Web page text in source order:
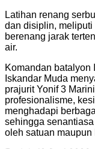
Latihan renang
dan disiplin, meliputi
berenang jarak
air.
Komandan batalyon
Iskandar Muda
prajurit Yonif 3
profesionalisme,
menghadapi
sehingga
oleh satuan maupun